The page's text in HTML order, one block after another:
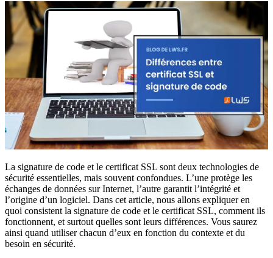
La signature de code et le certificat SSL sont deux technologies de
sécurité essentielles, mais souvent confondues. L’une protège les
échanges de données sur Internet, l’autre garantit l’intégrité et
l’origine d’un logiciel. Dans cet article, nous allons expliquer en
quoi consistent la signature de code et le certificat SSL, comment ils
fonctionnent, et surtout quelles sont leurs différences. Vous saurez
ainsi quand utiliser chacun d’eux en fonction du contexte et du
besoin en sécurité.